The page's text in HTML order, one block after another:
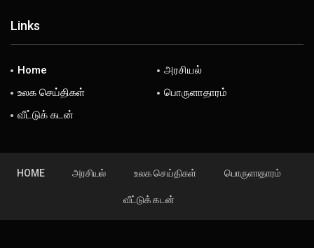
Links
Home
அரசியல்
உலக செய்திகள்
பொருளாதாரம்
வீட்டுக் கடன்
HOME அரசியல் உலக செய்திகள் பொருளாதாரம்
வீட்டுக் கடன்